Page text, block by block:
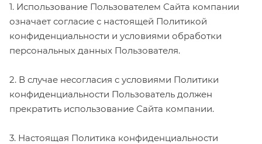
1. Использование Пользователем Сайта компании
означает согласие с настоящей Политикой
конфиденциальности и условиями обработки
персональных данных Пользователя.
2. В случае несогласия с условиями Политики
конфиденциальности Пользователь должен
прекратить использование Сайта компании.
3. Настоящая Политика конфиденциальности